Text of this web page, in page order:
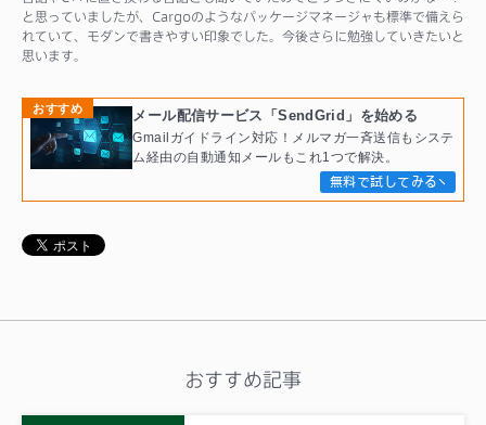
と思っていましたが、Cargoのようなパッケージマネージャも標準で備えら
れていて、モダンで書きやすい印象でした。今後さらに勉強していきたいと
思います。
おすすめ
メール配信サービス「SendGrid」を始める
Gmailガイドライン対応！メルマガ一斉送信もシステ
ム経由の自動通知メールもこれ1つで解決。
無料で試してみる
おすすめ記事